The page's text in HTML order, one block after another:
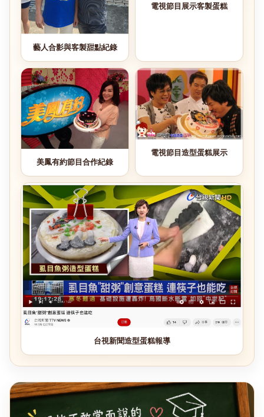
藝人合影與客製甜點紀錄
電視節目展示客製蛋糕
美鳳有約節目合作紀錄
電視節目造型蛋糕展示
台視新聞造型蛋糕報導